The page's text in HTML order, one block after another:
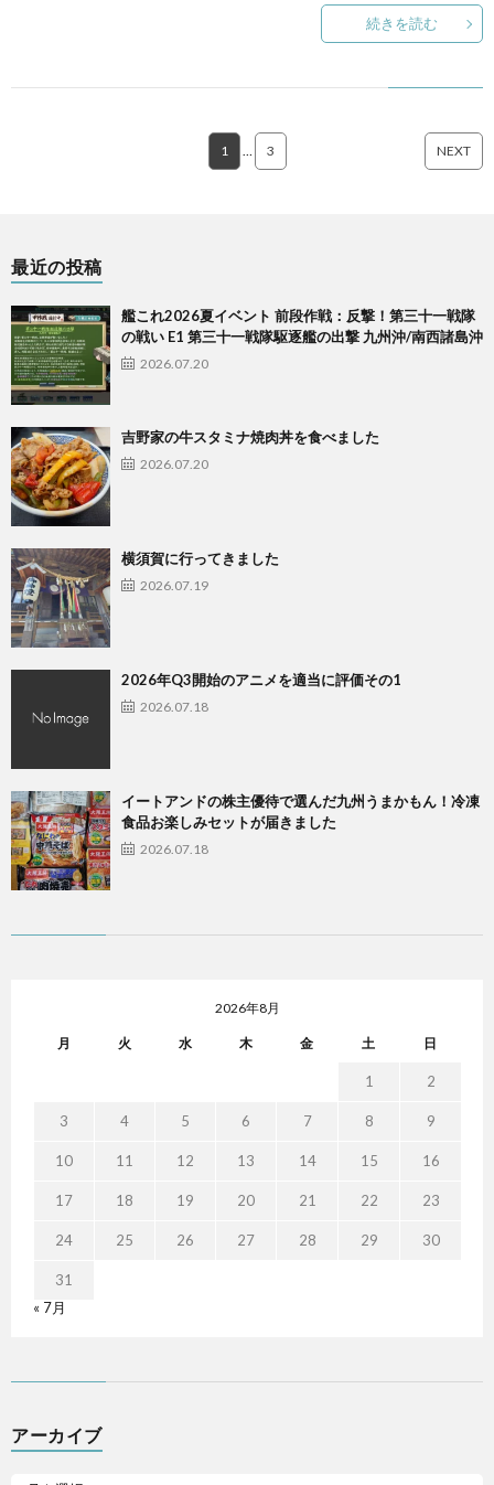
続きを読む
1 … 3 NEXT
最近の投稿
艦これ2026夏イベント 前段作戦：反撃！第三十一戦隊
の戦い E1 第三十一戦隊駆逐艦の出撃 九州沖/南西諸島沖
2026.07.20
吉野家の牛スタミナ焼肉丼を食べました
2026.07.20
横須賀に行ってきました
2026.07.19
2026年Q3開始のアニメを適当に評価その1
2026.07.18
イートアンドの株主優待で選んだ九州うまかもん！冷凍
食品お楽しみセットが届きました
2026.07.18
2026年8月
月 火 水 木 金 土 日
1 2
3 4 5 6 7 8 9
10 11 12 13 14 15 16
17 18 19 20 21 22 23
24 25 26 27 28 29 30
31
« 7月
アーカイブ